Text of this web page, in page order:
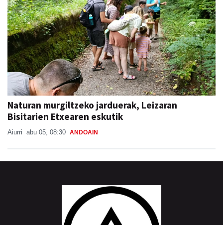
Naturan murgiltzeko jarduerak, Leizaran
Bisitarien Etxearen eskutik
Aiurri abu 05, 08:30 ANDOAIN